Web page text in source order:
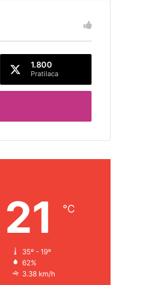
1.800
Pratilaca
21 ℃
35º - 19º
62%
3.38 km/h